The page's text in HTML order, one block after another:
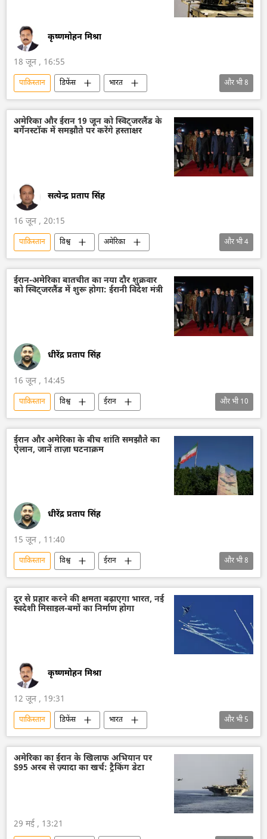
कृष्णमोहन मिश्रा
18 जून , 16:55
पाकिस्तान डिफेंस
भारत
आत्मनिर्भर भारत
भारत सरकार
रक्षा मंत्रालय (MoD)
भारतीय वायुसेना
कामिकेज़ ड्रोन
और भी8
अमेरिका और ईरान 19 जून को स्विट्जरलैंड के
बर्गेनस्टॉक में समझौते पर करेंगे हस्ताक्षर
सत्येन्द्र प्रताप सिंह
16 जून , 20:15
पाकिस्तान विश्व
अमेरिका
अमेरिका-इजराइल-ईरान युद्ध
ईरान
शांति संधि
विश्व शांति
और भी4
ईरान-अमेरिका बातचीत का नया दौर शुक्रवार
को स्विट्जरलैंड में शुरू होगा: ईरानी विदेश मंत्री
धीरेंद्र प्रताप सिंह
16 जून , 14:45
पाकिस्तान विश्व
ईरान
अमेरिका-इजराइल-ईरान युद्ध
तेहरान
द्विपक्षीय रिश्ते
अमेरिका
वाशिंगटन
वाशिंगटन डीसी
व्हाइट हाउस
इस्लामाबाद
और भी10
ईरान और अमेरिका के बीच शांति समझौते का
ऐलान, जानें ताज़ा घटनाक्रम
धीरेंद्र प्रताप सिंह
15 जून , 11:40
पाकिस्तान विश्व
ईरान
अमेरिका-इजराइल-ईरान युद्ध
अमेरिका
वाशिंगटन
वाशिंगटन डीसी
व्हाइट हाउस
डॉनल्ड ट्रम्प
और भी8
दूर से प्रहार करने की क्षमता बढ़ाएगा भारत, नई
स्वदेशी मिसाइल-बमों का निर्माण होगा
कृष्णमोहन मिश्रा
12 जून , 19:31
पाकिस्तान डिफेंस
भारत
आत्मनिर्भर भारत
भारतीय सेना
भारतीय वायुसेना
सुखोई-30MKI
लड़ाकू विमान मिग-29
और भी5
अमेरिका का ईरान के खिलाफ अभियान पर
$95 अरब से ज़्यादा का खर्च: ट्रैकिंग डेटा
29 मई , 13:21